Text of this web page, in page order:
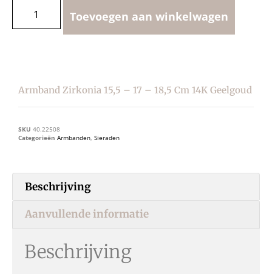
Toevoegen aan winkelwagen
Armband Zirkonia 15,5 – 17 – 18,5 Cm 14K Geelgoud
SKU 40.22508
Categorieën Armbanden, Sieraden
Beschrijving
Aanvullende informatie
Beschrijving